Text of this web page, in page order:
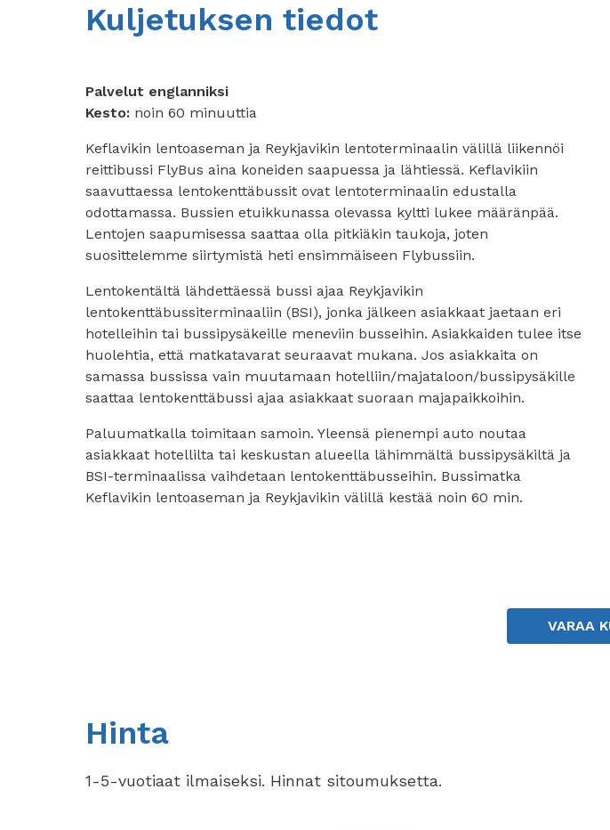
Kuljetuksen tiedot
Palvelut englanniksi
Kesto: noin 60 minuuttia
Keflavikin lentoaseman ja Reykjavikin lentoterminaalin välillä liikennöi
reittibussi FlyBus aina koneiden saapuessa ja lähtiessä. Keflavikiin
saavuttaessa lentokenttäbussit ovat lentoterminaalin edustalla
odottamassa. Bussien etuikkunassa olevassa kyltti lukee määränpää.
Lentojen saapumisessa saattaa olla pitkiäkin taukoja, joten
suosittelemme siirtymistä heti ensimmäiseen Flybussiin.
Lentokentältä lähdettäessä bussi ajaa Reykjavikin
lentokenttäbussiterminaaliin (BSI), jonka jälkeen asiakkaat jaetaan eri
hotelleihin tai bussipysäkeille meneviin busseihin. Asiakkaiden tulee itse
huolehtia, että matkatavarat seuraavat mukana. Jos asiakkaita on
samassa bussissa vain muutamaan hotelliin/majataloon/bussipysäkille
saattaa lentokenttäbussi ajaa asiakkaat suoraan majapaikkoihin.
Paluumatkalla toimitaan samoin. Yleensä pienempi auto noutaa
asiakkaat hotellilta tai keskustan alueella lähimmältä bussipysäkiltä ja
BSI-terminaalissa vaihdetaan lentokenttäbusseihin. Bussimatka
Keflavikin lentoaseman ja Reykjavikin välillä kestää noin 60 min.
VARAA
Hinta
1-5-vuotiaat ilmaiseksi. Hinnat sitoumuksetta.